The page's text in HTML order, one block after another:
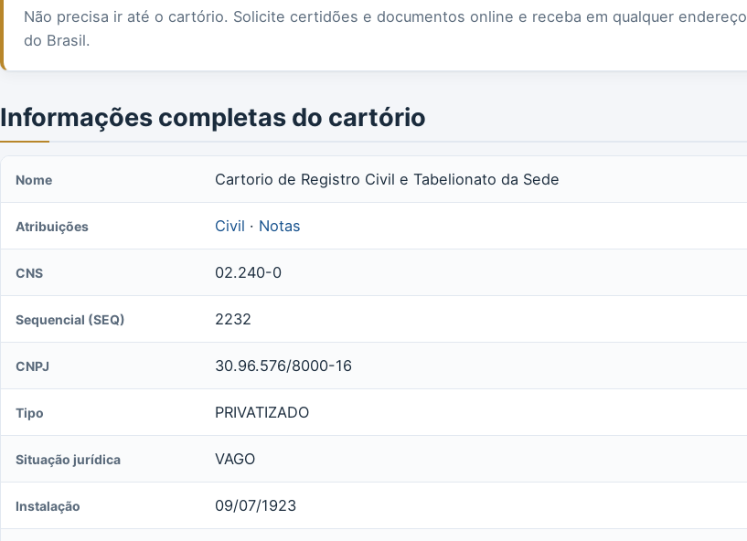
Não precisa ir até o cartório. Solicite certidões e documentos online e receba em qualquer endereço
do Brasil.
Informações completas do cartório
Nome Cartorio de Registro Civil e Tabelionato da Sede
Atribuições Civil · Notas
CNS 02.240-0
Sequencial (SEQ) 2232
CNPJ 30.96.576/8000-16
Tipo PRIVATIZADO
Situação jurídica VAGO
Instalação 09/07/1923